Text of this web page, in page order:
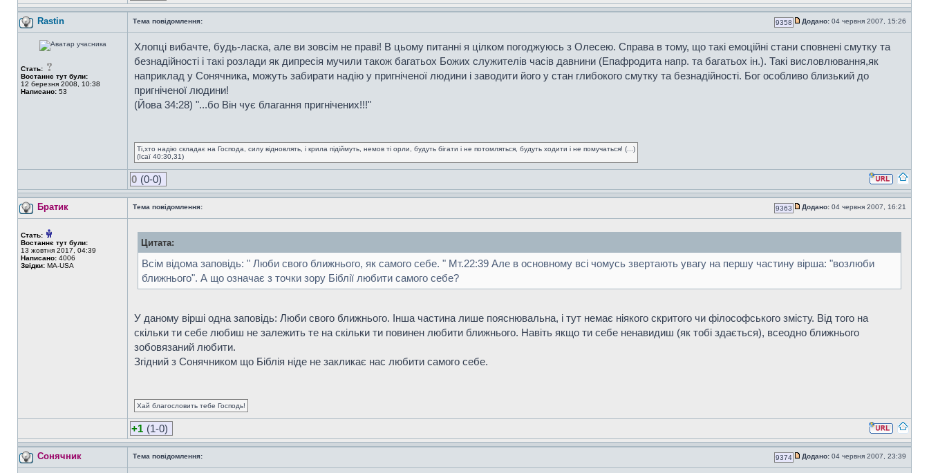
Rastin Тема повідомлення: 9358 Додано: 04 червня 2007, 15:26
Стать:
Востаннє тут були:
12 березня 2008, 10:38
Написано: 53
Хлопці вибачте, будь-ласка, але ви зовсім не праві! В цьому питанні я цілком погоджуюсь з Олесею. Справа в тому, що такі емоційні стани сповнені смутку та
безнадійності і такі розлади як дипресія мучили також багатьох Божих служителів часів давнини (Епафродита напр. та багатьох ін.). Такі висловлювання,як
наприклад у Сонячника, можуть забирати надію у пригніченої людини і заводити його у стан глибокого смутку та безнадійності. Бог особливо близький до
пригніченої людини!
(Йова 34:28) "...бо Він чує благання пригнічених!!!"
Ті,хто надію складає на Господа, силу відновлять, і крила підіймуть, немов ті орли, будуть бігати і не потомляться, будуть ходити і не помучаться! (...)
(Ісаї 40:30,31)
0 (0-0)
Братик Тема повідомлення: 9363 Додано: 04 червня 2007, 16:21
Стать:
Востаннє тут були:
13 жовтня 2017, 04:39
Написано: 4006
Звідки: MA-USA
Цитата:
Всім відома заповідь: " Люби свого ближнього, як самого себе. " Мт.22:39 Але в основному всі чомусь звертають увагу на першу частину вірша: "возлюби
ближнього". А що означає з точки зору Біблії любити самого себе?
У даному вірші одна заповідь: Люби свого ближнього. Інша частина лише пояснювальна, і тут немає ніякого скритого чи філософського змісту. Від того на
скільки ти себе любиш не залежить те на скільки ти повинен любити ближнього. Навіть якщо ти себе ненавидиш (як тобі здається), всеодно ближнього
зобовязаний любити.
Згідний з Сонячником що Біблія ніде не закликає нас любити самого себе.
Хай благословить тебе Господь!
+1 (1-0)
Сонячник Тема повідомлення: 9374 Додано: 04 червня 2007, 23:39